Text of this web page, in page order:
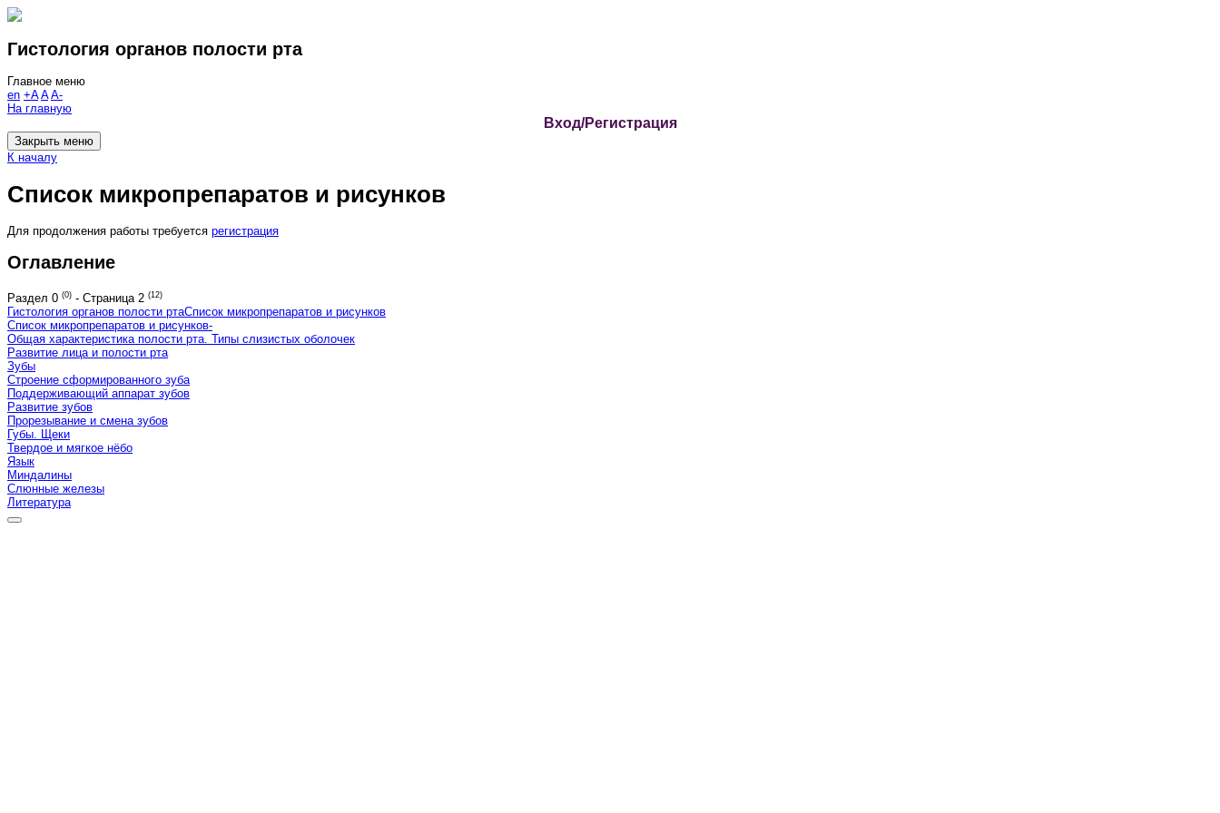
Гистология органов полости рта
Главное меню
en +A A A-
На главную
Вход/Регистрация
Закрыть меню
К началу
Список микропрепаратов и рисунков
Для продолжения работы требуется регистрация
Оглавление
Раздел 0 (0) - Страница 2 (12)
Гистология органов полости ртаСписок микропрепаратов и рисунков
Список микропрепаратов и рисунков-
Общая характеристика полости рта. Типы слизистых оболочек
Развитие лица и полости рта
Зубы
Строение сформированного зуба
Поддерживающий аппарат зубов
Развитие зубов
Прорезывание и смена зубов
Губы. Щеки
Твердое и мягкое нёбо
Язык
Миндалины
Слюнные железы
Литература